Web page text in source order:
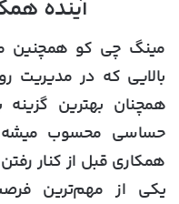
آینده
مینگ چی کو همچنین
بالایی که در مدیریت
همچنان بهترین
حساسی محسوب میشه.
همکاری قبل از کنار
یکی از مهم‌ترین